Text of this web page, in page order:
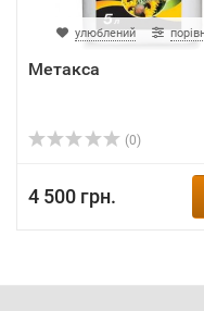
улюблений
Метакса
(0)
4 500 грн.